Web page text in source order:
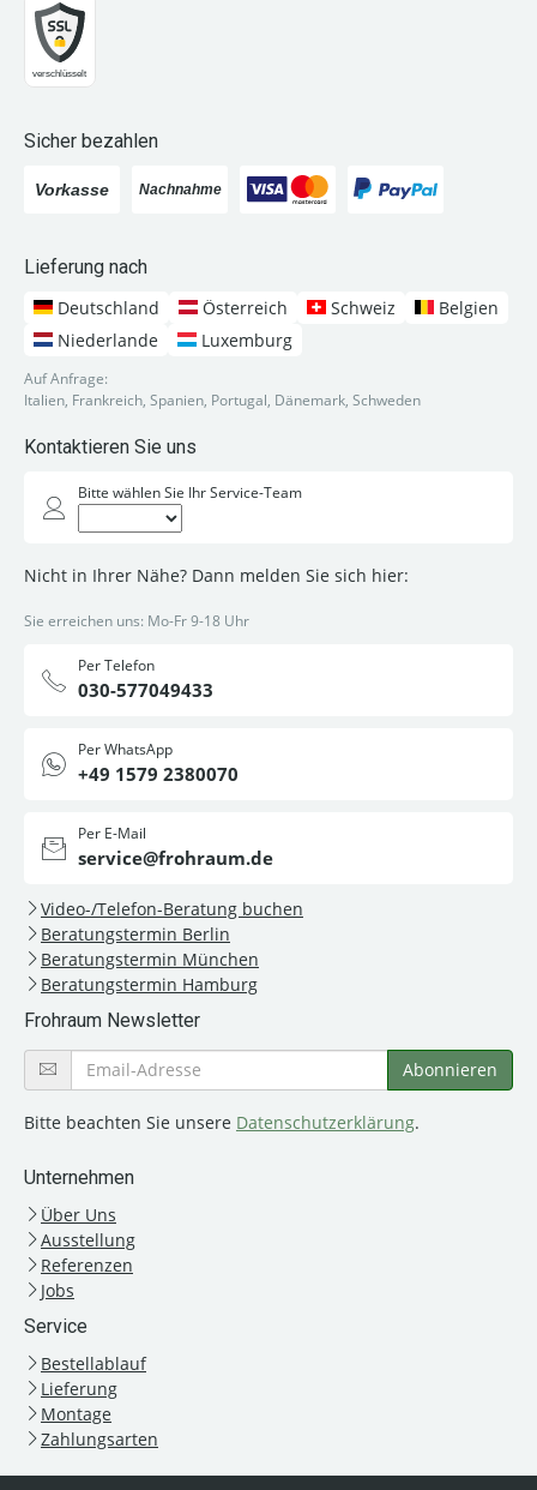
Sicher bezahlen
Lieferung nach
Deutschland
Österreich Schweiz
Belgien
Niederlande
Luxemburg
Auf Anfrage:
Italien, Frankreich, Spanien, Portugal, Dänemark, Schweden
Kontaktieren Sie uns
Bitte wählen Sie Ihr Service-Team
Nicht in Ihrer Nähe? Dann melden Sie sich hier:
Sie erreichen uns: Mo-Fr 9-18 Uhr
Per Telefon
030-577049433
Per WhatsApp
+49 1579 2380070
Per E-Mail
service@frohraum.de
Video-/Telefon-Beratung buchen
Beratungstermin Berlin
Beratungstermin München
Beratungstermin Hamburg
Frohraum Newsletter
Bitte beachten Sie unsere Datenschutzerklärung.
Unternehmen
Über Uns
Ausstellung
Referenzen
Jobs
Service
Bestellablauf
Lieferung
Montage
Zahlungsarten